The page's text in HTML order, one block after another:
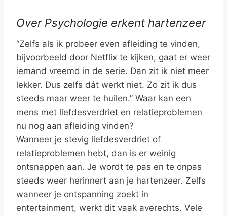
Over Psychologie erkent hartenzeer
“Zelfs als ik probeer even afleiding te vinden,
bijvoorbeeld door Netflix te kijken, gaat er weer
iemand vreemd in de serie. Dan zit ik niet meer
lekker. Dus zelfs dát werkt niet. Zo zit ik dus
steeds maar weer te huilen.” Waar kan een
mens met liefdesverdriet en relatieproblemen
nu nog aan afleiding vinden?
Wanneer je stevig liefdesverdriet of
relatieproblemen hebt, dan is er weinig
ontsnappen aan. Je wordt te pas en te onpas
steeds weer herinnert aan je hartenzeer. Zelfs
wanneer je ontspanning zoekt in
entertainment, werkt dit vaak averechts. Vele